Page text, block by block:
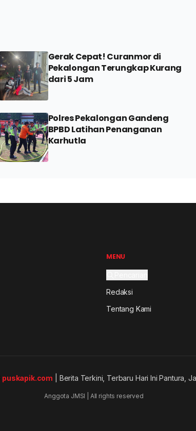
Gerak Cepat! Curanmor di
Pekalongan Terungkap Kurang
dari 5 Jam
Polres Pekalongan Gandeng
BPBD Latihan Penanganan
Karhutla
MENU
Redaksi
Tentang Kami
puskapik.com | Berita Terkini, Terbaru Hari Ini Pantura,
Anggota JMSI | All rights reserved